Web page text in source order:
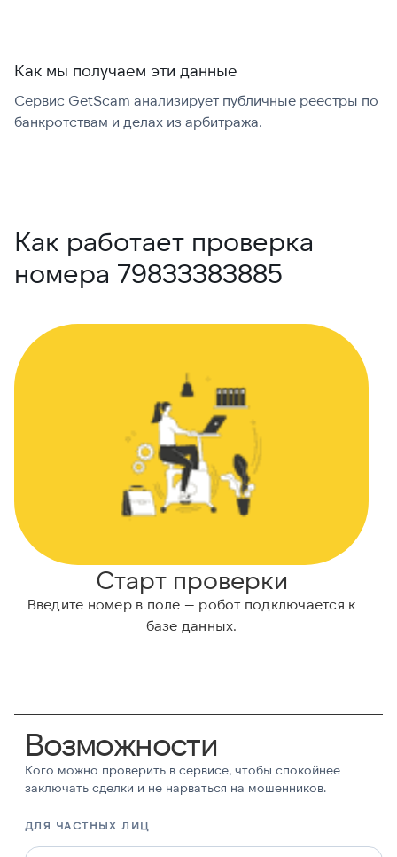
Как мы получаем эти данные
Сервис GetScam анализирует публичные реестры по
банкротствам и делах из арбитража.
Как работает проверка
номера 79833383885
Старт проверки
Введите номер в поле — робот подключается к
базе данных.
Возможности
Кого можно проверить в сервисе, чтобы спокойнее
заключать сделки и не нарваться на мошенников.
ДЛЯ ЧАСТНЫХ ЛИЦ